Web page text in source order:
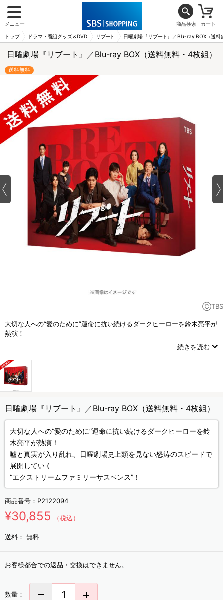
メニュー 商品検索 カート
トップ ドラマ・番組グッズ＆DVD リブート 日曜劇場『リブート』／Blu-ray BOX（送料
日曜劇場『リブート』／Blu-ray BOX（送料無料・4枚組）
送料無料
ⒸTBS
大切な人への“愛のために”運命に抗い続けるダークヒーローを鈴木亮平が
熱演！
嘘と真実が入り乱れ、日曜劇場史上類を見ない怒涛のスピードで展開し
“エクストリームファミリーサスペンス”！
続きを読む
日曜劇場『リブート』／Blu-ray BOX（送料無料・4枚組）
大切な人への“愛のために”運命に抗い続けるダークヒーローを鈴
木亮平が熱演！
嘘と真実が入り乱れ、日曜劇場史上類を見ない怒涛のスピードで
展開していく
“エクストリームファミリーサスペンス”！
商品番号： P2122094
¥30,855 （税込）
送料： 無料
お客様都合での返品・交換はできません。
数量：